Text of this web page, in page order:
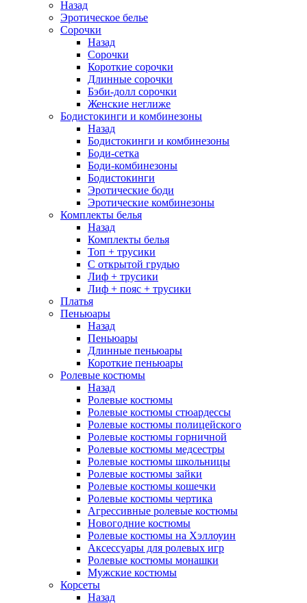
Назад
Эротическое белье
Сорочки
Назад
Сорочки
Короткие сорочки
Длинные сорочки
Бэби-долл сорочки
Женские неглиже
Бодистокинги и комбинезоны
Назад
Бодистокинги и комбинезоны
Боди-сетка
Боди-комбинезоны
Бодистокинги
Эротические боди
Эротические комбинезоны
Комплекты белья
Назад
Комплекты белья
Топ + трусики
С открытой грудью
Лиф + трусики
Лиф + пояс + трусики
Платья
Пеньюары
Назад
Пеньюары
Длинные пеньюары
Короткие пеньюары
Ролевые костюмы
Назад
Ролевые костюмы
Ролевые костюмы стюардессы
Ролевые костюмы полицейского
Ролевые костюмы горничной
Ролевые костюмы медсестры
Ролевые костюмы школьницы
Ролевые костюмы зайки
Ролевые костюмы кошечки
Ролевые костюмы чертика
Агрессивные ролевые костюмы
Новогодние костюмы
Ролевые костюмы на Хэллоуин
Аксессуары для ролевых игр
Ролевые костюмы монашки
Мужские костюмы
Корсеты
Назад